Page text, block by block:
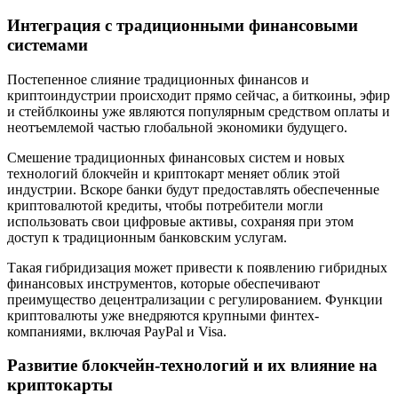
Интеграция с традиционными финансовыми
системами
Постепенное слияние традиционных финансов и
криптоиндустрии происходит прямо сейчас, а биткоины, эфир
и стейблкоины уже являются популярным средством оплаты и
неотъемлемой частью глобальной экономики будущего.
Смешение традиционных финансовых систем и новых
технологий блокчейн и криптокарт меняет облик этой
индустрии. Вскоре банки будут предоставлять обеспеченные
криптовалютой кредиты, чтобы потребители могли
использовать свои цифровые активы, сохраняя при этом
доступ к традиционным банковским услугам.
Такая гибридизация может привести к появлению гибридных
финансовых инструментов, которые обеспечивают
преимущество децентрализации с регулированием. Функции
криптовалюты уже внедряются крупными финтех-
компаниями, включая PayPal и Visa.
Развитие блокчейн-технологий и их влияние на
криптокарты